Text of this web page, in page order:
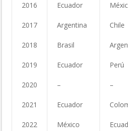
2016 Ecuador
2017 Argentina Chile
2018 Brasil
2019 Ecuador Perú
2020 – –
2021 Ecuador
2022 México